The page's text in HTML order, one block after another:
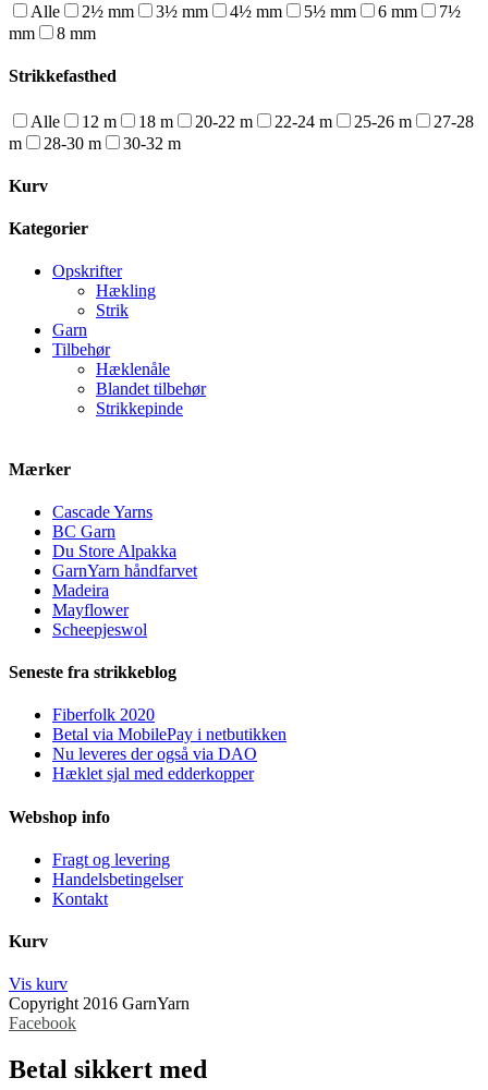
Alle 2½ mm 3½ mm 4½ mm 5½ mm 6 mm
7½
mm
8 mm
Strikkefasthed
Alle 12 m 18 m 20-22 m 22-24 m 25-26 m
27-28
m
28-30 m 30-32 m
Kurv
Kategorier
Opskrifter
Hækling
Strik
Garn
Tilbehør
Hæklenåle
Blandet tilbehør
Strikkepinde
Mærker
Cascade Yarns
BC Garn
Du Store Alpakka
GarnYarn håndfarvet
Madeira
Mayflower
Scheepjeswol
Seneste fra strikkeblog
Fiberfolk 2020
Betal via MobilePay i netbutikken
Nu leveres der også via DAO
Hæklet sjal med edderkopper
Webshop info
Fragt og levering
Handelsbetingelser
Kontakt
Kurv
Vis kurv
Copyright 2016 GarnYarn
Facebook
Betal sikkert med